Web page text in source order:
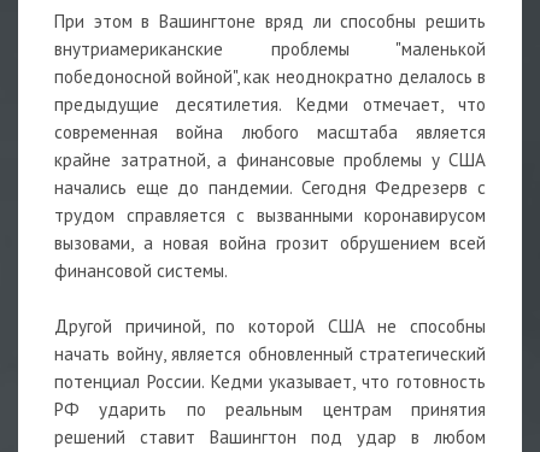
При этом в Вашингтоне вряд ли способны решить
внутриамериканские проблемы "маленькой
победоносной войной", как неоднократно делалось в
предыдущие десятилетия. Кедми отмечает, что
современная война любого масштаба является
крайне затратной, а финансовые проблемы у США
начались еще до пандемии. Сегодня Федрезерв с
трудом справляется с вызванными коронавирусом
вызовами, а новая война грозит обрушением всей
финансовой системы.
Другой причиной, по которой США не способны
начать войну, является обновленный стратегический
потенциал России. Кедми указывает, что готовность
РФ ударить по реальным центрам принятия
решений ставит Вашингтон под удар в любом